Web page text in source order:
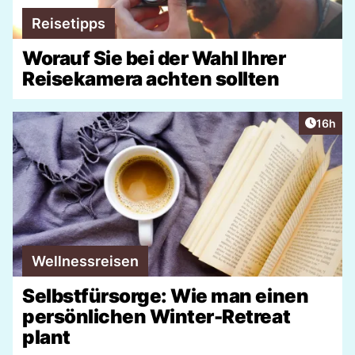
Reisetipps
Worauf Sie bei der Wahl Ihrer
Reisekamera achten sollten
Artikel
16h
Wellnessreisen
Selbstfürsorge: Wie man einen
persönlichen Winter-Retreat
plant